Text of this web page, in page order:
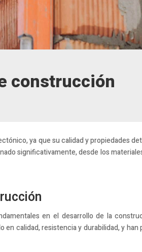
construcción
ya que su calidad y propiedades
significativamente, desde los
en el desarrollo de la
calidad, resistencia y durabilidad, y